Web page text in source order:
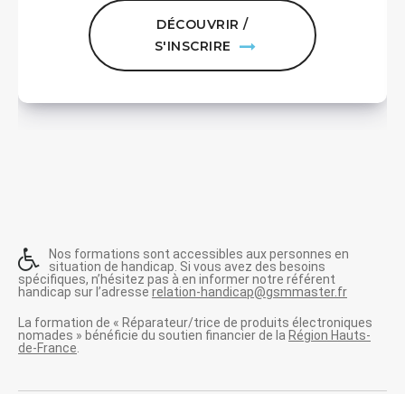
DÉCOUVRIR /
S'INSCRIRE
Nos formations sont accessibles aux personnes en
situation de handicap. Si vous avez des besoins
spécifiques, n’hésitez pas à en informer notre référent
handicap sur l’adresse relation-handicap@gsmmaster.fr
La formation de « Réparateur/trice de produits électroniques
nomades » bénéficie du soutien financier de la Région Hauts-
de-France.